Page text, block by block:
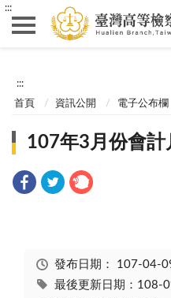
:::
:::
首頁 資訊公開 電子公布欄
107年3月份會計
發布日期： 107-04-
最後更新日期：108-